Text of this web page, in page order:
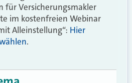
für Versicherungsmakler
im kostenfreien Webinar
Alleinstellung“: Hier
.